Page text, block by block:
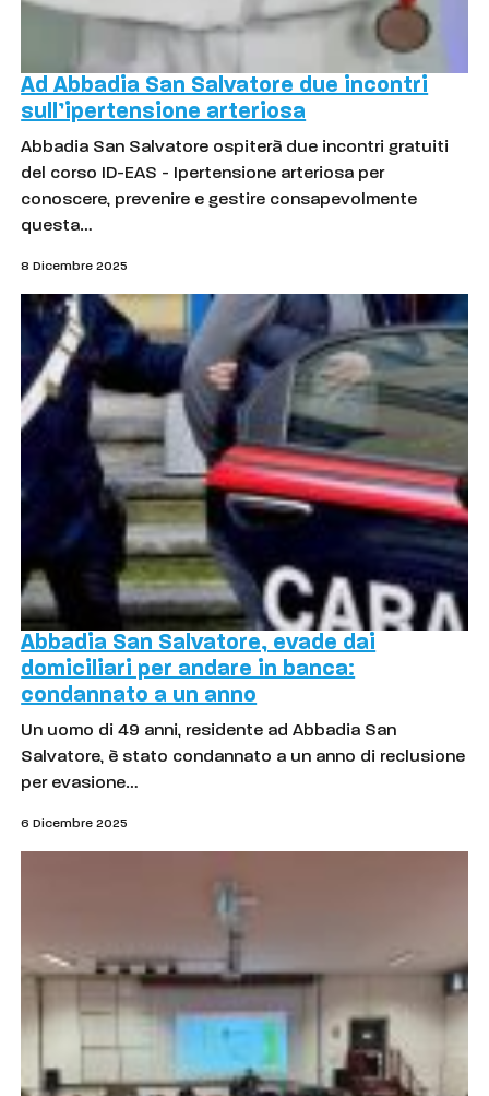
Ad Abbadia San Salvatore due incontri
sull’ipertensione arteriosa
Abbadia San Salvatore ospiterà due incontri gratuiti
del corso ID-EAS - Ipertensione arteriosa per
conoscere, prevenire e gestire consapevolmente
questa…
8 Dicembre 2025
Abbadia San Salvatore, evade dai
domiciliari per andare in banca:
condannato a un anno
Un uomo di 49 anni, residente ad Abbadia San
Salvatore, è stato condannato a un anno di reclusione
per evasione…
6 Dicembre 2025